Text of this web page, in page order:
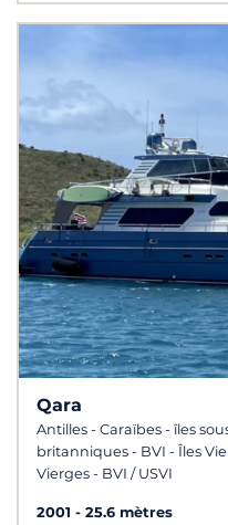
Qara
Antilles - Caraïbes - îles
britanniques - BVI - Îles
Vierges - BVI / USVI
2001
25.6 mètres